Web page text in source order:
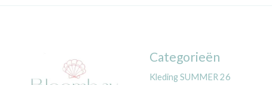
Categorieën
Kleding SUMMER 26